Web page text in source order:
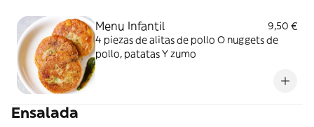
Menu Infantil
9,50 €
4 piezas de alitas de pollo O nuggets de
pollo, patatas Y zumo
Ensalada